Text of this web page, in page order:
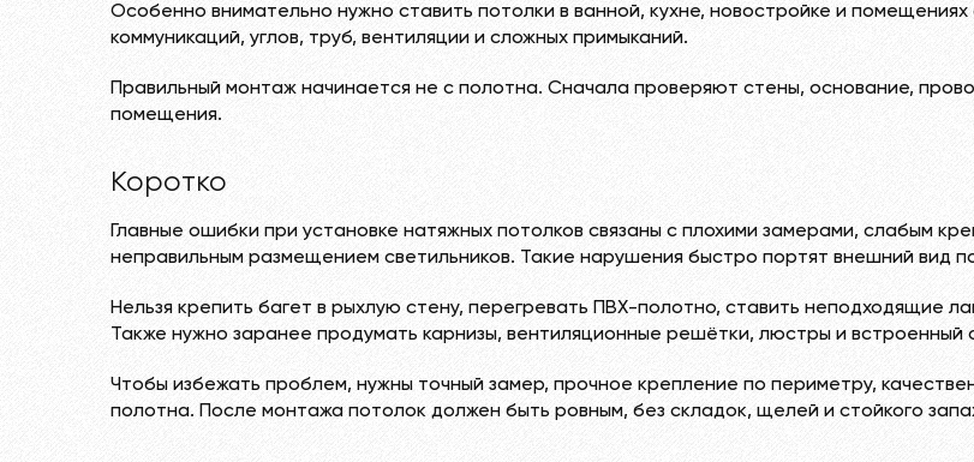
Особенно внимательно нужно ставить потолки в ванной, кухне, новостройке и
коммуникаций, углов, труб, вентиляции и сложных примыканий.
Правильный монтаж начинается не с полотна. Сначала проверяют стены, основание,
помещения.
Коротко
Главные ошибки при установке натяжных потолков связаны с плохими замерами, слабым
неправильным размещением светильников. Такие нарушения быстро портят внешний вид
Нельзя крепить багет в рыхлую стену, перегревать ПВХ-полотно, ставить неподходящие
Также нужно заранее продумать карнизы, вентиляционные решётки, люстры и встроенный
Чтобы избежать проблем, нужны точный замер, прочное крепление по периметру,
полотна. После монтажа потолок должен быть ровным, без складок, щелей и стойкого